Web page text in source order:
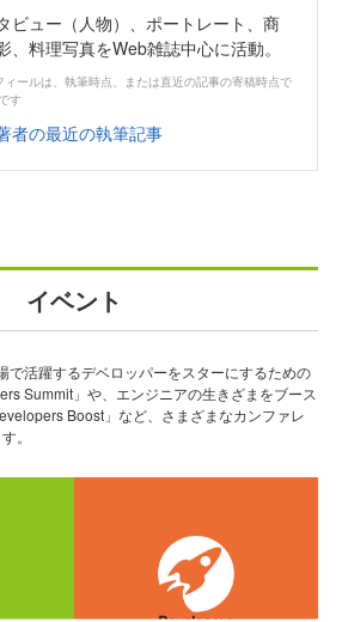
ビュー（人物）、ポートレート、商
、料理写真をWeb雑誌中心に活動。
ィールは、執筆時点、または直近の記事の寄稿時点で
す
者の最近の執筆記事
イベント
で活躍するデベロッパーをスターにするための
Summit」や、エンジニアの生きざまをブース
Boost」など、さまざまなカンファレ
。